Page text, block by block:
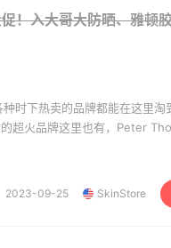
！入大哥大防晒、雅顿
时下热卖的品牌都能在这里淘
超火品牌这里也有，Peter
MM们一度恨到手痒痒，还有很
，每月折扣不断，支持国内信
2023-09-25 SkinStore